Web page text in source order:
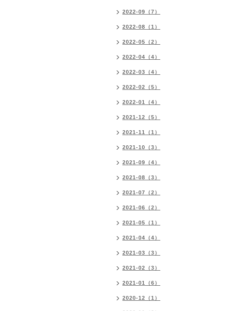
2022-09（7）
2022-08（1）
2022-05（2）
2022-04（4）
2022-03（4）
2022-02（5）
2022-01（4）
2021-12（5）
2021-11（1）
2021-10（3）
2021-09（4）
2021-08（3）
2021-07（2）
2021-06（2）
2021-05（1）
2021-04（4）
2021-03（3）
2021-02（3）
2021-01（6）
2020-12（1）